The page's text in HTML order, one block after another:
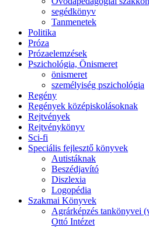
segédkönyv
Tanmenetek
Politika
Próza
Prózaelemzések
Pszichológia, Önismeret
önismeret
személyiség pszichológia
Regény
Regények középiskolásoknak
Rejtvények
Rejtvénykönyv
Sci-fi
Speciális fejlesztő könyvek
Autistáknak
Beszédjavító
Diszlexia
Logopédia
Szakmai Könyvek
Agrárképzés tankönyvei
Ottó Intézet